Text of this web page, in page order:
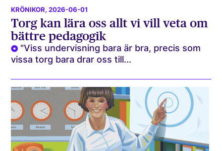
KRÖNIKOR, 2026-06-01
Torg kan lära oss allt vi vill veta om
bättre pedagogik
"Viss undervisning bara är bra, precis som
vissa torg bara drar oss till...